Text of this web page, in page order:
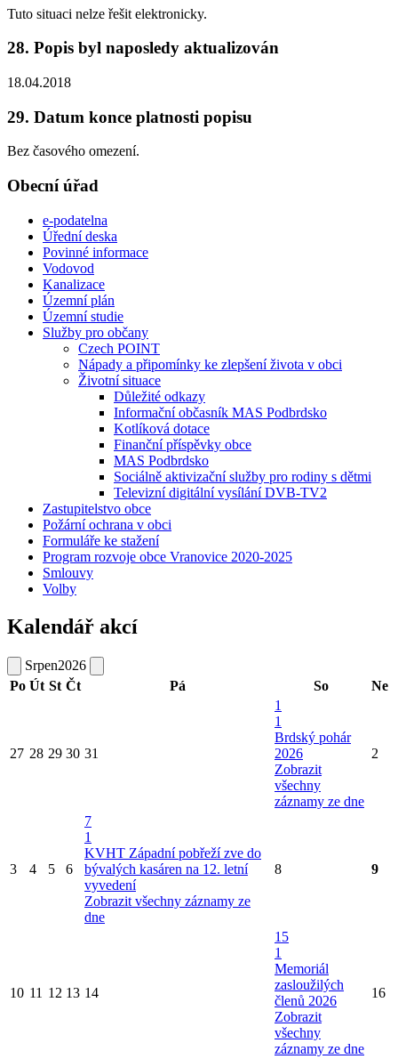
Tuto situaci nelze řešit elektronicky.
28. Popis byl naposledy aktualizován
18.04.2018
29. Datum konce platnosti popisu
Bez časového omezení.
Obecní úřad
e-podatelna
Úřední deska
Povinné informace
Vodovod
Kanalizace
Územní plán
Územní studie
Služby pro občany
Czech POINT
Nápady a připomínky ke zlepšení života v obci
Životní situace
Důležité odkazy
Informační občasník MAS Podbrdsko
Kotlíková dotace
Finanční příspěvky obce
MAS Podbrdsko
Sociálně aktivizační služby pro rodiny s dětmi
Televizní digitální vysílání DVB-TV2
Zastupitelstvo obce
Požární ochrana v obci
Formuláře ke stažení
Program rozvoje obce Vranovice 2020-2025
Smlouvy
Volby
Kalendář akcí
Srpen2026
Po Út St Čt Pá So Ne
27 28 29 30 31
1
1
Brdský pohár
2026
Zobrazit
všechny
záznamy ze dne
2
3 4 5 6
7
1
KVHT Západní pobřeží zve do
bývalých kasáren na 12. letní
vyvedení
Zobrazit všechny záznamy ze
dne
8 9
10 11 12 13 14
15
1
Memoriál
zasloužilých
členů 2026
Zobrazit
všechny
záznamy ze dne
16